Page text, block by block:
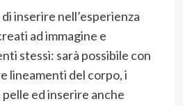
inserire nell’esperienza
ad immagine e
stessi: sarà possibile con
lineamenti del corpo, i
ed inserire anche